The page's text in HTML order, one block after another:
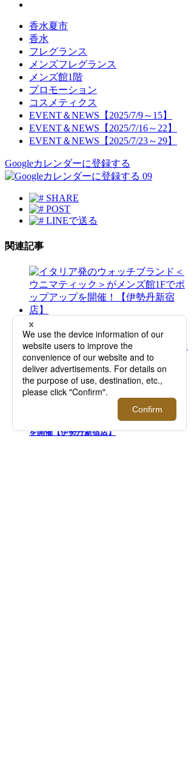
香水夏市
香水
フレグランス
メンズフレグランス
メンズ館1階
プロモーション
コスメティクス
EVENT＆NEWS【2025/7/9～15】
EVENT＆NEWS【2025/7/16～22】
EVENT＆NEWS【2025/7/23～29】
Googleカレンダーに登録する
09
SHARE
POST
LINEで送る
関連記事
イタリア発のウォッチブランド＜ウニマティ
ック＞がメンズ館1Fでポップアップを開催！
【伊勢丹新宿店】
＜レッドマン＞｜スペシャルトランクショー
を開催【伊勢丹新宿店】